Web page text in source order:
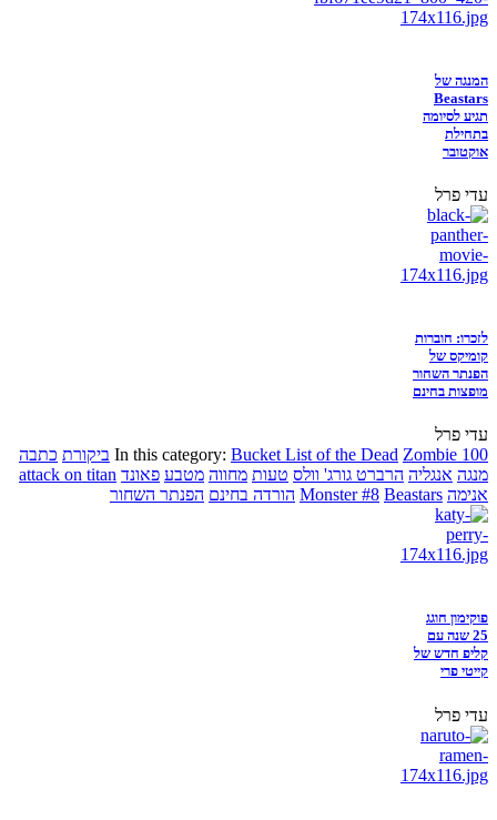
המנגה של
Beastars
תגיע לסיומה
בתחילת
אוקטובר
עדי פרל
לזכרו: חוברות
קומיקס של
הפנתר השחור
מופצות בחינם
עדי פרל
In this category: Bucket List of the Dead Zombie 100 ביקורת כתבה
מנגה אנגליה הרברט גורג' וולס טעות מחווה מטבע פאונד attack on titan
אנימה
Monster #8 Beastars הורדה בחינם הפנתר השחור
פוקימון חוגג
25 שנה עם
קליפ חדש של
קייטי פרי
עדי פרל